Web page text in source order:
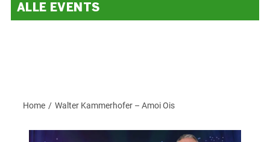
ALLE EVENTS
Home / Walter Kammerhofer – Amoi Ois